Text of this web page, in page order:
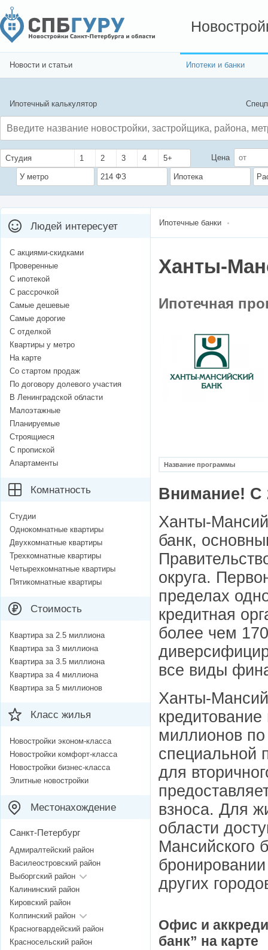
Новости и статьи Ипотеки и банки
Ипотечный калькулятор
Студия 1 2 3 4 5+ Цена
У метро 214 ФЗ Ипотека
Ипотечные банки
Ханты-
Ипотечная
Название программы
Внимание! С
Ханты-
банк,
округа.
пределах
кредитная
более чем
все виды
Ханты-
миллионов по
специальной
для
взноса. Для
области
Мансийского
других
Офис и
банк” на карте
Людей интересует
С акциями-скидками
Проверенные
С ипотекой
С рассрочкой
Самые дешевые
Самые дорогие
С отделкой
Квартиры у метро
На карте
Со стартом продаж
По договору долевого участия
В Ленинградской области
Малоэтажные
Планируемые
Строящиеся
С пропиской
Апартаменты
Комнатность
Студии
Однокомнатные квартиры
Двухкомнатные квартиры
Трехкомнатные квартиры
Четырехкомнатные квартиры
Пятикомнатные квартиры
Стоимость
Квартира за 2.5 миллиона
Квартира за 3 миллиона
Квартира за 3.5 миллиона
Квартира за 4 миллиона
Квартира за 5 миллионов
Класс жилья
Новостройки эконом-класса
Новостройки комфорт-класса
Новостройки бизнес-класса
Элитные новостройки
Местонахождение
Санкт-Петербург
Адмиралтейский район
Василеостровский район
Выборгский район
Калининский район
Кировский район
Колпинский район
Красногвардейский район
Красносельский район